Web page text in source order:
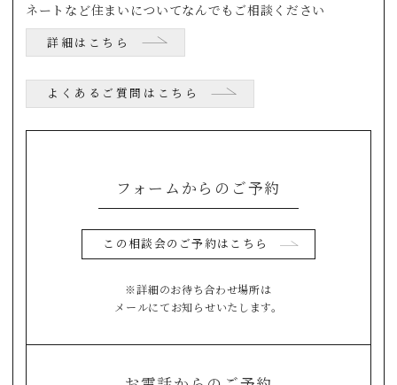
ネートなど住まいについてなんでもご相談ください
詳細はこちら
よくあるご質問はこちら
フォームからのご予約
この相談会のご予約はこちら
※詳細のお待ち合わせ場所は
メールにてお知らせいたします。